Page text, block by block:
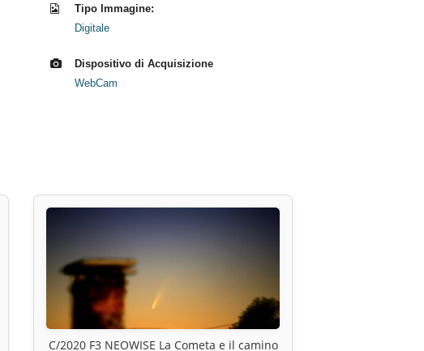
Tipo Immagine:
Digitale
Dispositivo di Acquisizione
WebCam
C/2020 F3 NEOWISE La Cometa e il camino